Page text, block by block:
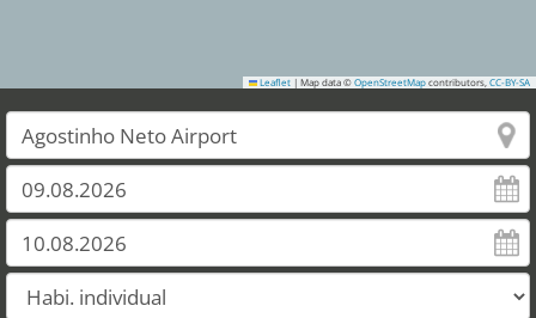
Leaflet | Map data © OpenStreetMap contributors, CC-BY-SA